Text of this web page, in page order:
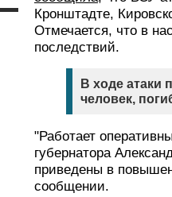
Кронштадте,
Отмечается, что в
последствий.
В ходе атаки
человек,
"Работает
губернатора
приведены в
сообщении.